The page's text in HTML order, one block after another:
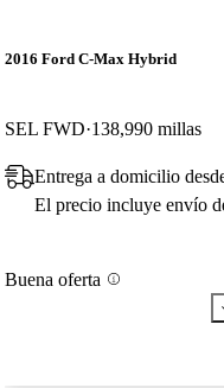
2016 Ford C-Max Hybrid
SEL FWD 138,990 millas
Entrega a domicilio
El precio incluye envío
Buena oferta